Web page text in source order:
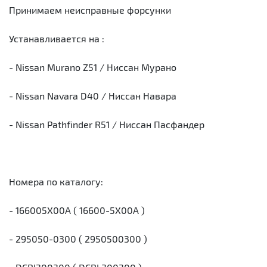
Принимаем неисправные форсунки
Устанавливается на :
- Nissan Murano Z51 / Ниссан Мурано
- Nissan Navara D40 / Ниссан Навара
- Nissan Pathfinder R51 / Ниссан Пасфандер
Номера по каталогу:
- 166005X00A ( 16600-5X00A )
- 295050-0300 ( 2950500300 )